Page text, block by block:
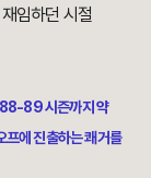
임하던 시절
88-89 시즌까지 약
프에 진출하는 쾌거를